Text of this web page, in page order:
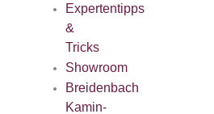
Expertentipps
&
Tricks
Showroom
Breidenbach
Kamin-